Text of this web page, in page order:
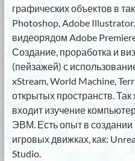
графических объектов в
Photoshop, Adobe
видеорядом Adobe
Создание, проработка и
(пейзажей) с
xStream, World Machine,
открытых пространств.
входит изучение
ЭВМ. Есть опыт в создании
игровых движках, как:
Studio.